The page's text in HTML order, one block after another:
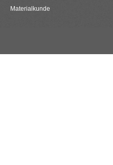
Materialkunde